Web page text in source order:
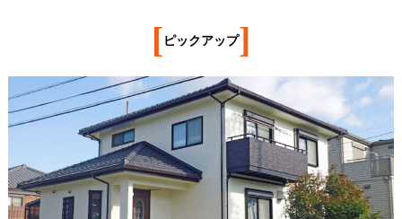
[ ピックアップ]